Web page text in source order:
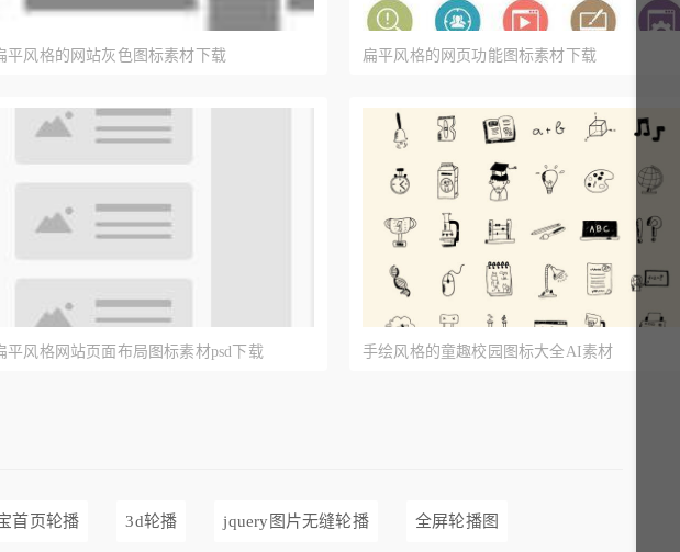
平风格的网站灰色图标素材下载 扁平风格的网页功能图标素材下载
平风格网站页面布局图标素材psd下载 手绘风格的童趣校园图标大全AI素材
首页轮播 3d轮播 jquery图片无缝轮播 全屏轮播图